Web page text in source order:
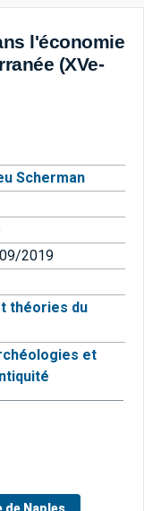
à la barre
l'économie
(XVe-
Scherman
2019
théories du
et